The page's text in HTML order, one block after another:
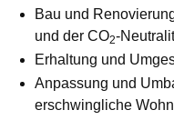
Bau und
und der CO2-
Erhaltung und
Anpassung und
erschwingliche